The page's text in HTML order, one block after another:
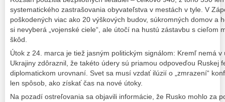
systematického zastrašovania obyvateľstva v mestách v tyle. V
poškodených viac ako 20 výškových budov, súkromných domov a
si nevyberá „vojenské ciele“, ale útočí na hustú zástavbu s cieľom
škôd.
Útok z 24. marca je tiež jasným politickým signálom: Kremľ nemá
Ukrajiny zdôraznil, že takéto údery sú priamou odpoveďou Ruskej
diplomatickom urovnaní. Svet sa musí vzdať ilúzií o „zmrazení“
len spôsob, ako získať čas na nové útoky.
Na pozadí ostreľovania sa objavili informácie, že Rusko mohlo za